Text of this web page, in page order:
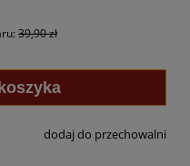
39,90 zł
dodaj do przechowalni